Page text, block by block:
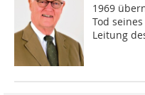
1969
Tod
Leitung